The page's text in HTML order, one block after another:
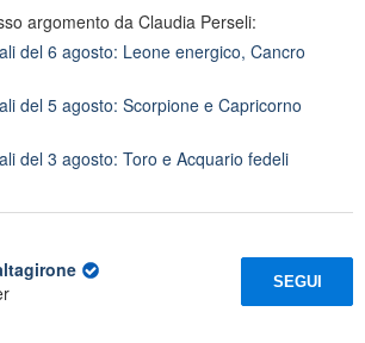
argomento da Claudia Perseli:
del 6 agosto: Leone energico, Cancro
del 5 agosto: Scorpione e Capricorno
del 3 agosto: Toro e Acquario fedeli
SEGUI